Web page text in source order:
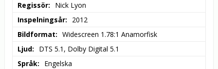
Regissör
Nick Lyon
Inspelningsår
2012
Bildformat
Widescreen 1.78:1 Anamorfisk
Ljud
DTS 5.1, Dolby Digital 5.1
Språk
Engelska